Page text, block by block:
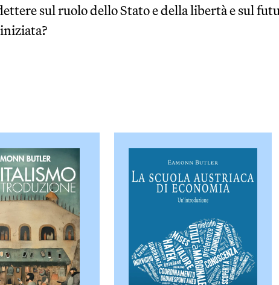
sul ruolo dello Stato e della libertà e sul